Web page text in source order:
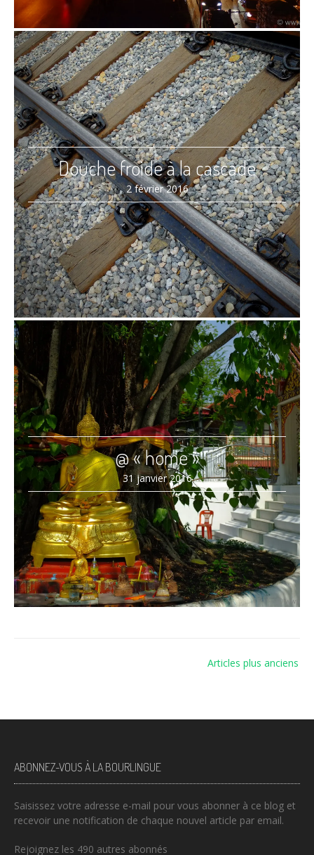
Douche froide à la cascade
2 février 2016
@ « home »
31 janvier 2016
Articles plus anciens
ABONNEZ-VOUS À LA BOURLINGUE
Saisissez votre adresse e-mail pour vous abonner à ce blog et
recevoir une notification de chaque nouvel article par email.
Rejoignez les 490 autres abonnés